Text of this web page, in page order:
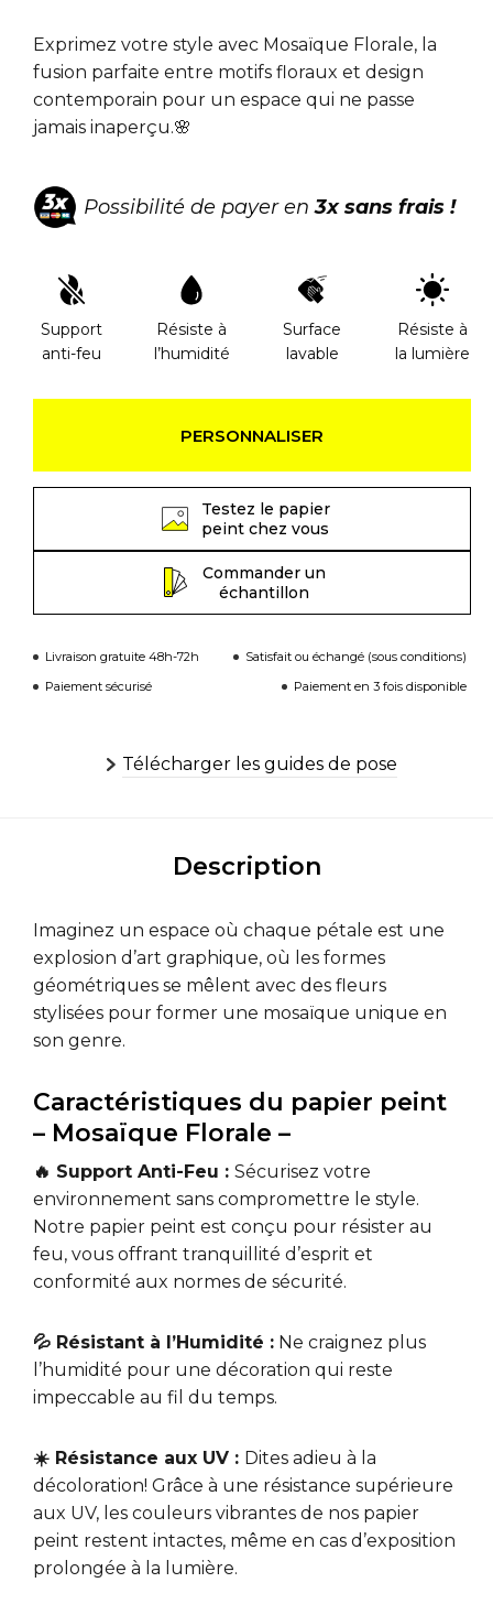
Exprimez votre style avec Mosaïque Florale, la
fusion parfaite entre motifs floraux et design
contemporain pour un espace qui ne passe
jamais inaperçu.🌸
Possibilité de payer en3x sans frais !
Support
anti-feu
Résiste à
l’humidité
Surface
lavable
Résiste à
la lumière
PERSONNALISER
Testez le papier
peint chez vous
Commander un
échantillon
Livraison gratuite 48h-72h
Satisfait ou échangé (sous conditions)
Paiement sécurisé
Paiement en 3 fois disponible
Télécharger les guides de pose
Description
Imaginez un espace où chaque pétale est une
explosion d’art graphique, où les formes
géométriques se mêlent avec des fleurs
stylisées pour former une mosaïque unique en
son genre.
Caractéristiques du papier peint
– Mosaïque Florale –
🔥 Support Anti-Feu : Sécurisez votre
environnement sans compromettre le style.
Notre papier peint est conçu pour résister au
feu, vous offrant tranquillité d’esprit et
conformité aux normes de sécurité.
💦 Résistant à l’Humidité : Ne craignez plus
l’humidité pour une décoration qui reste
impeccable au fil du temps.
☀️ Résistance aux UV : Dites adieu à la
décoloration! Grâce à une résistance supérieure
aux UV, les couleurs vibrantes de nos papier
peint restent intactes, même en cas d’exposition
prolongée à la lumière.